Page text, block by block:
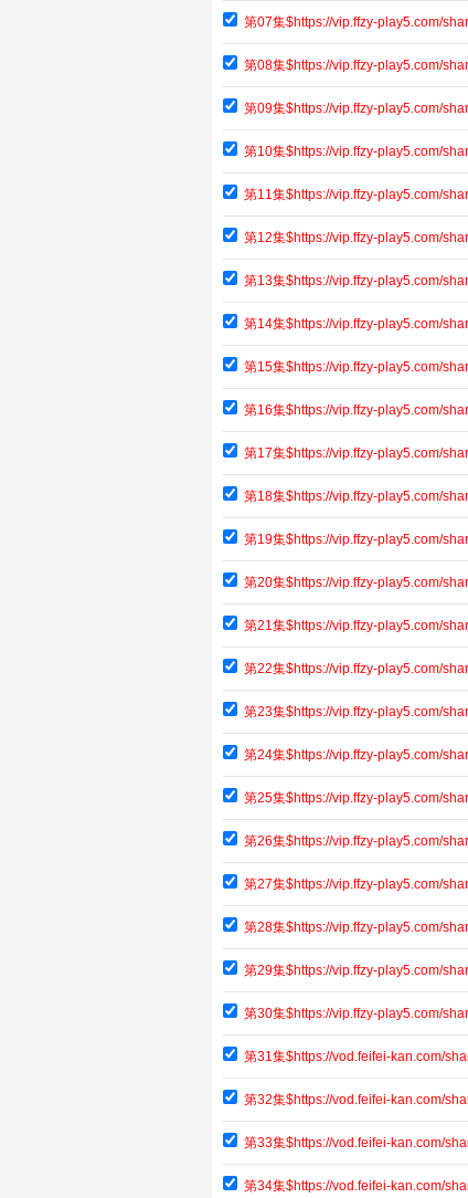
第07集$https://vip.ffzy-play5.com/
第08集$https://vip.ffzy-play5.com/
第09集$https://vip.ffzy-play5.com/
第10集$https://vip.ffzy-play5.com/
第11集$https://vip.ffzy-play5.com/
第12集$https://vip.ffzy-play5.com/
第13集$https://vip.ffzy-play5.com/
第14集$https://vip.ffzy-play5.com/
第15集$https://vip.ffzy-play5.com/
第16集$https://vip.ffzy-play5.com/
第17集$https://vip.ffzy-play5.com/
第18集$https://vip.ffzy-play5.com/
第19集$https://vip.ffzy-play5.com/
第20集$https://vip.ffzy-play5.com/
第21集$https://vip.ffzy-play5.com/
第22集$https://vip.ffzy-play5.com/
第23集$https://vip.ffzy-play5.com/
第24集$https://vip.ffzy-play5.com/
第25集$https://vip.ffzy-play5.com/
第26集$https://vip.ffzy-play5.com/
第27集$https://vip.ffzy-play5.com/
第28集$https://vip.ffzy-play5.com/
第29集$https://vip.ffzy-play5.com/
第30集$https://vip.ffzy-play5.com/
第31集$https://vod.feifei-kan.com/
第32集$https://vod.feifei-kan.com/
第33集$https://vod.feifei-kan.com/
第34集$https://vod.feifei-kan.com/